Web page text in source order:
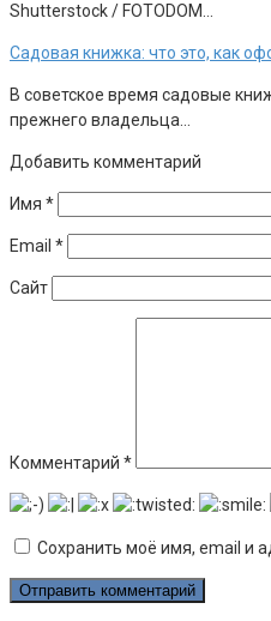
Shutterstock / FOTODOM…
Садовая книжка: что это, как
В советское время садовые
прежнего владельца…
Добавить комментарий
Имя *
Email *
Сайт
Комментарий *
Сохранить моё имя, email и